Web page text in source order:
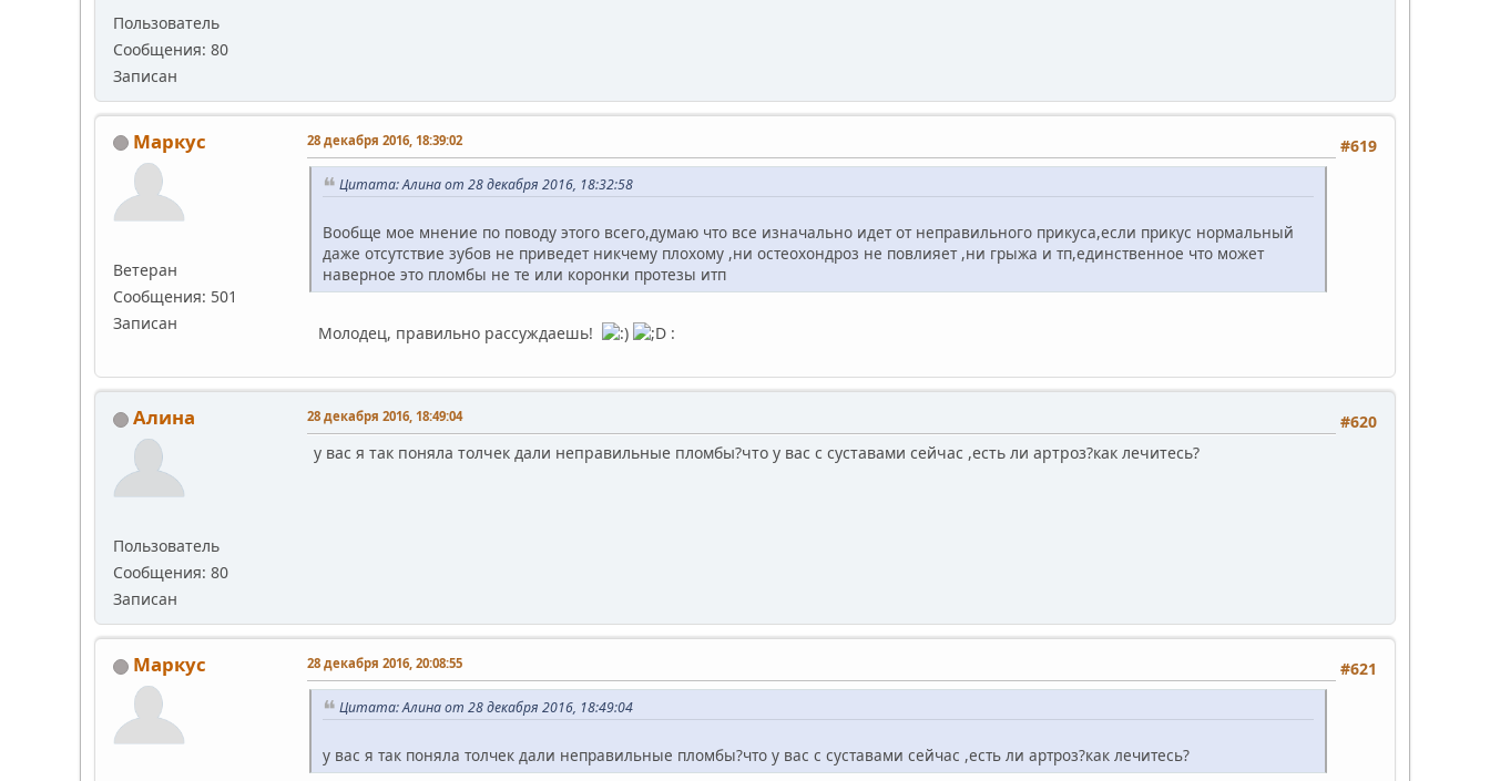
Пользователь
Сообщения: 80
Записан
Маркус
Ветеран
Сообщения: 501
Записан
#619
28 декабря 2016, 18:39:02
Цитата: Алина от 28 декабря 2016, 18:32:58
Вообще мое мнение по поводу этого всего,думаю что все изначально идет от неправильного прикуса,если прикус нормальный
даже отсутствие зубов не приведет никчему плохому ,ни остеохондроз не повлияет ,ни грыжа и тп,единственное что может
наверное это пломбы не те или коронки протезы итп
Молодец, правильно рассуждаешь! :
Алина
Пользователь
Сообщения: 80
Записан
#620
28 декабря 2016, 18:49:04
у вас я так поняла толчек дали неправильные пломбы?что у вас с суставами сейчас ,есть ли артроз?как лечитесь?
Маркус #621
28 декабря 2016, 20:08:55
Цитата: Алина от 28 декабря 2016, 18:49:04
у вас я так поняла толчек дали неправильные пломбы?что у вас с суставами сейчас ,есть ли артроз?как лечитесь?